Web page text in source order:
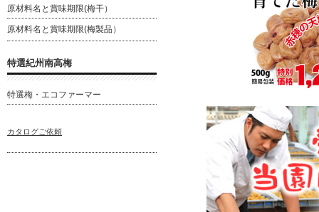
原材料名と賞味期限(梅干）
原材料名と賞味期限(梅製品）
特選紀州南高梅
特選梅・エコファーマー
カタログご依頼